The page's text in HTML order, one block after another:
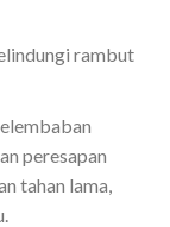
rambut
peresapan
tahan lama,